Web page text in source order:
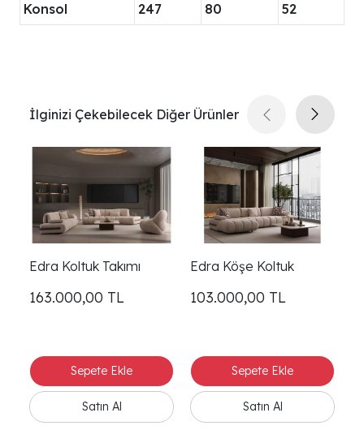
Konsol
247 80 52
İlginizi Çekebilecek Diğer Ürünler
Edra Koltuk Takımı
163.000,00 TL
Edra Köşe Koltuk
103.000,00 TL